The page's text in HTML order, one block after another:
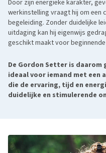
Door zijn energieke karakter,
werkinstelling vraagt hij om een
begeleiding. Zonder duidelijke
uitdaging kan hij eigenwijs
geschikt maakt voor
De Gordon Setter is
ideaal voor iemand met een
die de ervaring, tijd en
duidelijke en stimulerende